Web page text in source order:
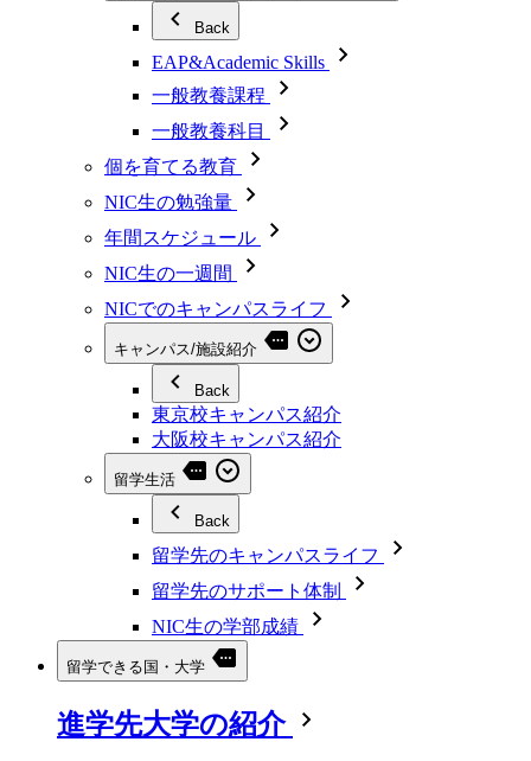
Back
EAP&Academic Skills
一般教養課程
一般教養科目
個を育てる教育
NIC生の勉強量
年間スケジュール
NIC生の一週間
NICでのキャンパスライフ
キャンパス/施設紹介
Back
東京校キャンパス紹介
大阪校キャンパス紹介
留学生活
Back
留学先のキャンパスライフ
留学先のサポート体制
NIC生の学部成績
留学できる国・大学
進学先大学の紹介